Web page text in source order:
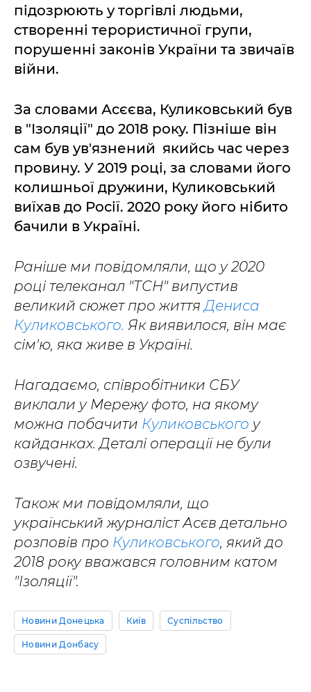
підозрюють у торгівлі людьми,
створенні терористичної групи,
порушенні законів України та звичаїв
війни.
За словами Асєєва, Куликовський був
в "Ізоляції" до 2018 року. Пізніше він
сам був ув'язнений якийсь час через
провину. У 2019 році, за словами його
колишньої дружини, Куликовський
виїхав до Росії. 2020 року його нібито
бачили в Україні.
Раніше ми повідомляли, що у 2020
році телеканал "ТСН" випустив
великий сюжет про життяДениса
Куликовського. Як виявилося, він має
сім'ю, яка живе в Україні.
Нагадаємо, співробітники СБУ
виклали у Мережу фото, на якому
можна побачити Куликовського у
кайданках. Деталі операції не були
озвучені.
Також ми повідомляли, що
український журналіст Асєв детально
розповів про Куликовського, який до
2018 року вважався головним катом
"Ізоляції".
Новини Донецька Київ Суспільство
Новини Донбасу